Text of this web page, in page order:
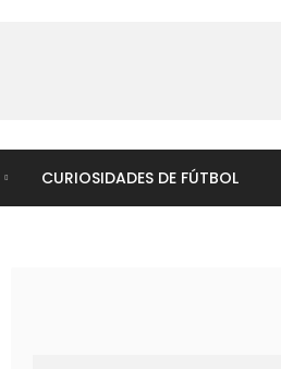
CURIOSIDADES DE FÚTBOL